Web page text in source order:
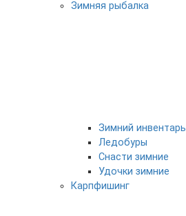
Зимняя рыбалка
Зимний инвентарь
Ледобуры
Снасти зимние
Удочки зимние
Карпфишинг